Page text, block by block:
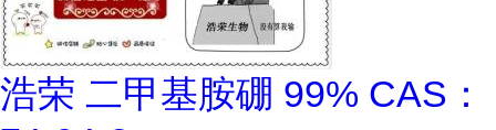
浩荣 二甲基胺硼 99% CAS：